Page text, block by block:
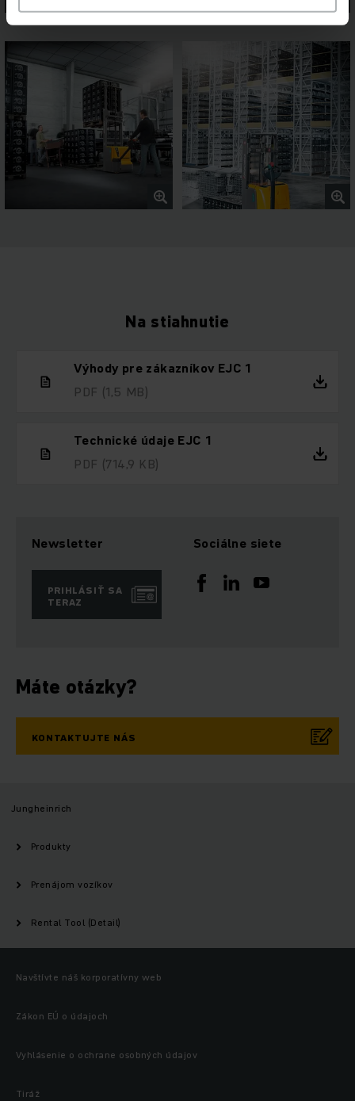
Na stiahnutie
Výhody pre zákazníkov EJC 1
PDF (1,5 MB)
Technické údaje EJC 1
PDF (714,9 KB)
Newsletter
PRIHLÁSIŤ SA
TERAZ
Sociálne siete
Máte otázky?
KONTAKTUJTE NÁS
Jungheinrich
Produkty
Prenájom vozíkov
Rental Tool (Detail)
Navštívte náš korporatívny web
Zákon EÚ o údajoch
Vyhlásenie o ochrane osobných údajov
Tiráž